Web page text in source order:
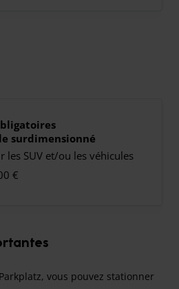
surdimensionné
les SUV et/ou les véhicules
€
vous pouvez stationner